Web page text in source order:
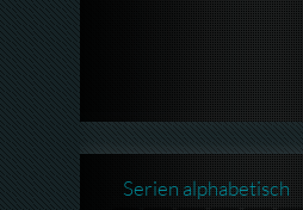
Serien alphabetisch